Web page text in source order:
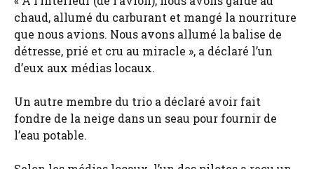
chaud, allumé du carburant et mangé la nourriture
que nous avions. Nous avons allumé la balise de
détresse, prié et cru au miracle », a déclaré l’un
d’eux aux médias locaux.
Un autre membre du trio a déclaré avoir fait
fondre de la neige dans un seau pour fournir de
l’eau potable.